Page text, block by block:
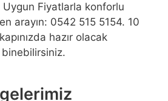
Fiyatlarla konforlu
arayın: 0542 515 5154. 10
hazır olacak